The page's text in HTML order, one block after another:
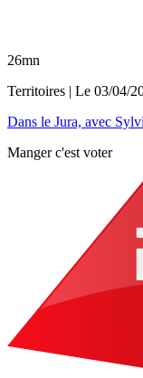
26mn
Territoires | Le 03/04/
Dans le Jura, avec
Manger c'est voter